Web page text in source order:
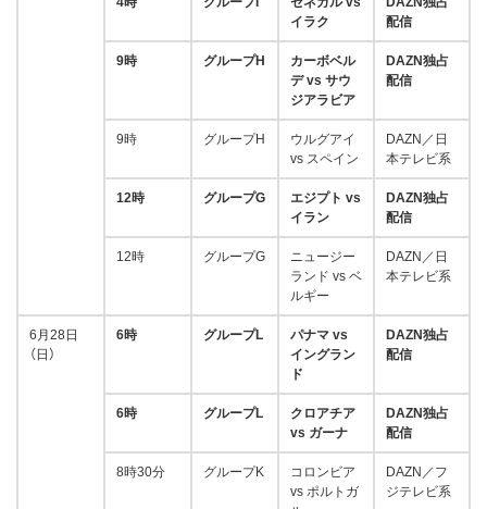
イラク
配信
9時 グループH
カーボベル
デ vs サウ
ジアラビア
DAZN独占
配信
9時 グループH
ウルグアイ
vs スペイン
DAZN／日
本テレビ系
12時 グループG
エジプト vs
イラン
DAZN独占
配信
12時 グループG
ニュージー
ランド vs ベ
ルギー
DAZN／日
本テレビ系
6月28日
（日）
6時 グループL パナマ vs
イングラン
ド
DAZN独占
配信
6時 グループL
クロアチア
vs ガーナ
DAZN独占
配信
8時30分 グループK
コロンビア
vs ポルトガ
DAZN／フ
ジテレビ系